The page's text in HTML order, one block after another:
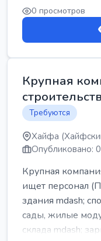
0 просмотров
Крупная
Требуются
Хайфа
Опубликовано:
Крупная
ищет персонал
здания mdash;
сады, жилые
склада mdash;